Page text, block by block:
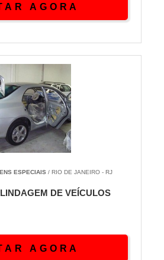
AGORA
ESPECIAIS/ RIO DE JANEIRO - RJ
DE VEÍCULOS
AGORA